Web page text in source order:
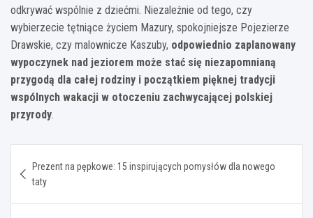
odkrywać wspólnie z dziećmi. Niezależnie od tego, czy
wybierzecie tętniące życiem Mazury, spokojniejsze Pojezierze
Drawskie, czy malownicze Kaszuby, odpowiednio zaplanowany
wypoczynek nad jeziorem może stać się niezapomnianą
przygodą dla całej rodziny i początkiem pięknej tradycji
wspólnych wakacji w otoczeniu zachwycającej polskiej
przyrody.
wpisu
Prezent na pępkowe: 15 inspirujących pomysłów dla nowego
taty